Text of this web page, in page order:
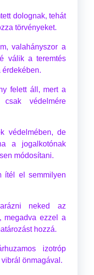
dolognak, tehát
törvényeket.
valahányszor a
válik a teremtés
érdekében.
felett áll, mert a
csak védelmére
védelmében, de
a jogalkotónak
módosítani.
ítél el semmilyen
neked az
megadva ezzel a
hozzá.
izotróp
önmagával.